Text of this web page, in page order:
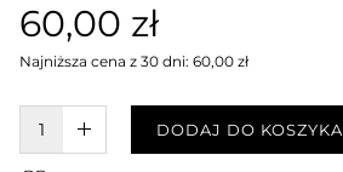
60,00 zł
Najniższa cena z 30 dni: 60,00 zł
W KOSZYKU :)DODAJ DO KOSZYKA